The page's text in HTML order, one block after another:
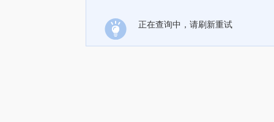
正在查询中，请刷新重试